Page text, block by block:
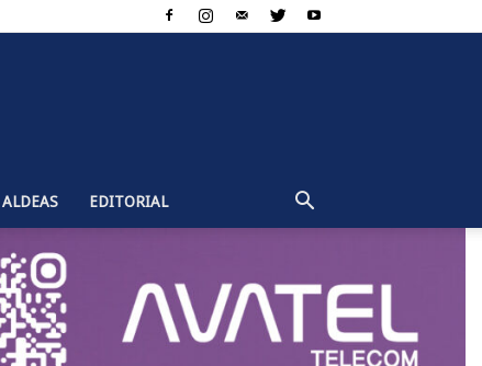
ALDEAS EDITORIAL